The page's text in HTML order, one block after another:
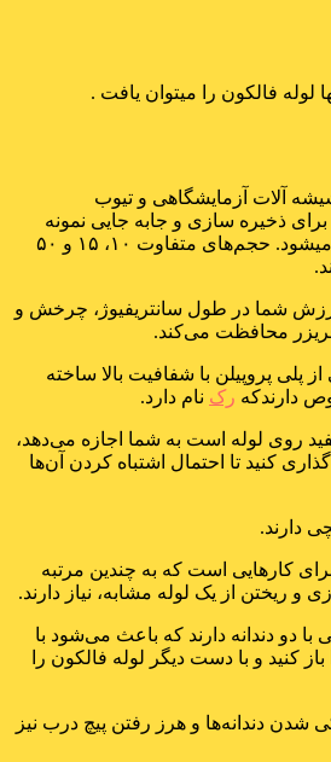
لوله فالکون را میتوان یافت .
آلات آزمایشگاهی و تیوب
ذخیره سازی و جابه جایی نمونه
های مایع مختلف استفاده میشود. حجم‌های متفاوت ۱۰، ۱۵ و ۵۰
ارزش شما در طول سانتریفیوژ، چرخش و
محافظت می‌کند.
پلی پروپیلن با شفافیت بالا ساخته
دارندکه رک نام دارد.
روی لوله است به شما اجازه می‌دهد،
کنید تا احتمال اشتباه کردن آن‌ها
دارند.
برای کارهایی است که به چندین مرتبه
و ریختن از یک لوله مشابه، نیاز دارند.
با دو دندانه دارند که باعث می‌شود با
کنید و با دست دیگر لوله فالکون را
شدن دندانه‌ها و هرز رفتن پیچ درب نیز